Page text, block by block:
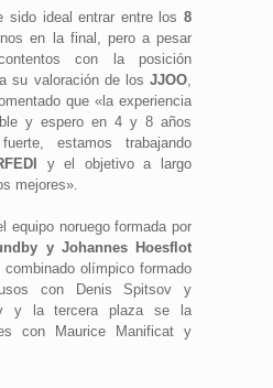
sido ideal entrar entre los 8
en la final, pero a pesar
con la posición
su valoración de los JJOO
que «la experiencia
y espero en 4 y 8 años
estamos trabajando
y el objetivo a largo
mejores».
equipo noruego formada por
y Johannes Hoesflot
combinado olímpico formado
con Denis Spitsov y
y la tercera plaza se la
con Maurice Manificat y